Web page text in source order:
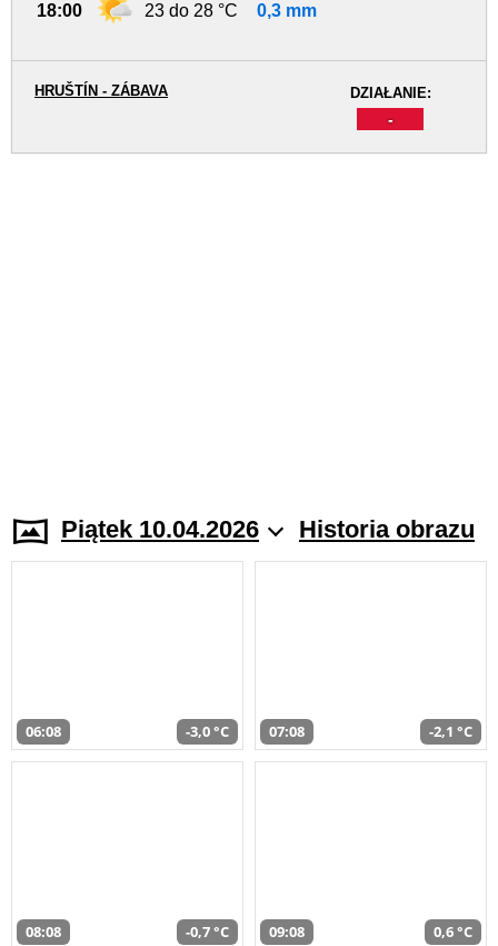
18:00 23 do 28 °C 0,3 mm
DZIAŁANIE:
-
HRUŠTÍN - ZÁBAVA
Piątek 10.04.2026 Historia obrazu
06:08 -3,0 °C 07:08 -2,1 °C
08:08 -0,7 °C 09:08 0,6 °C